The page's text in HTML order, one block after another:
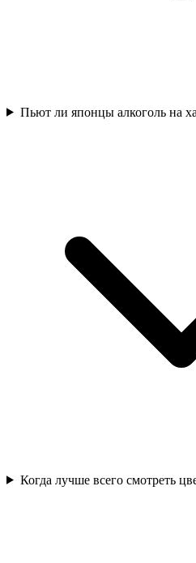
Пьют ли японцы алкоголь на
Когда лучше всего смотреть